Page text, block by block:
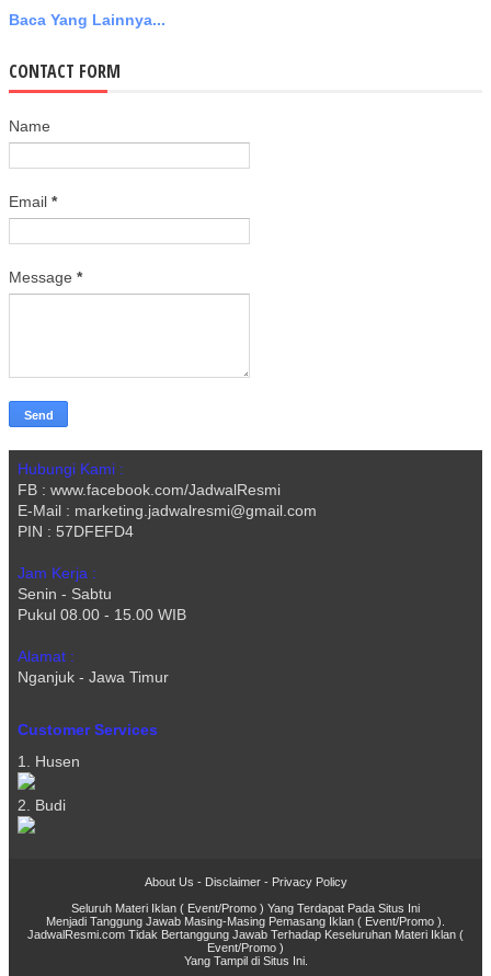
Baca Yang Lainnya...
CONTACT FORM
Name
Email *
Message *
Hubungi Kami :
FB : www.facebook.com/JadwalResmi
E-Mail : marketing.jadwalresmi@gmail.com
PIN : 57DFEFD4
Jam Kerja :
Senin - Sabtu
Pukul 08.00 - 15.00 WIB
Alamat :
Nganjuk - Jawa Timur
Customer Services
1. Husen
2. Budi
About Us - Disclaimer- Privacy Policy
Seluruh Materi Iklan ( Event/Promo ) Yang Terdapat Pada Situs Ini
Menjadi Tanggung Jawab Masing-Masing Pemasang Iklan ( Event/Promo ).
JadwalResmi.com Tidak Bertanggung Jawab Terhadap Keseluruhan Materi Iklan (
Event/Promo )
Yang Tampil di Situs Ini.